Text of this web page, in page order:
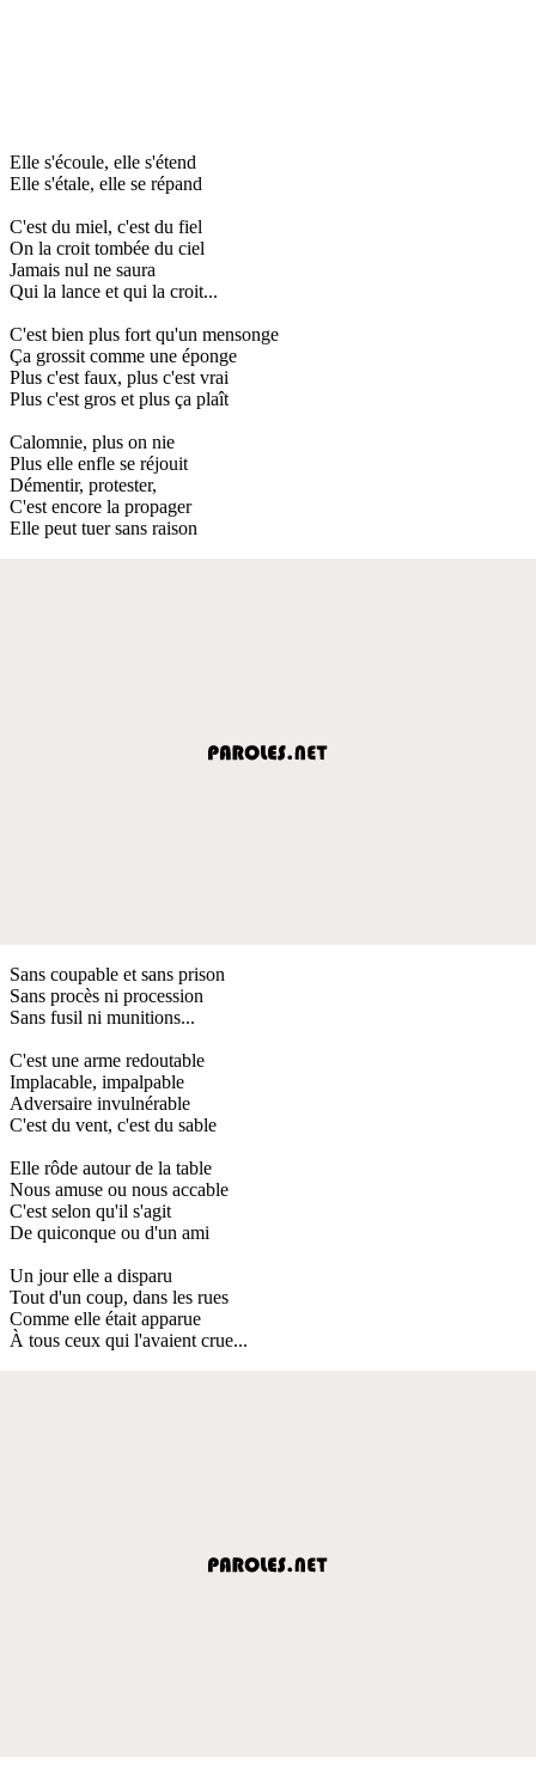
Elle s'écoule, elle s'étend
Elle s'étale, elle se répand
C'est du miel, c'est du fiel
On la croit tombée du ciel
Jamais nul ne saura
Qui la lance et qui la croit...
C'est bien plus fort qu'un mensonge
Ça grossit comme une éponge
Plus c'est faux, plus c'est vrai
Plus c'est gros et plus ça plaît
Calomnie, plus on nie
Plus elle enfle se réjouit
Démentir, protester,
C'est encore la propager
Elle peut tuer sans raison
Sans coupable et sans prison
Sans procès ni procession
Sans fusil ni munitions...
C'est une arme redoutable
Implacable, impalpable
Adversaire invulnérable
C'est du vent, c'est du sable
Elle rôde autour de la table
Nous amuse ou nous accable
C'est selon qu'il s'agit
De quiconque ou d'un ami
Un jour elle a disparu
Tout d'un coup, dans les rues
Comme elle était apparue
À tous ceux qui l'avaient crue...